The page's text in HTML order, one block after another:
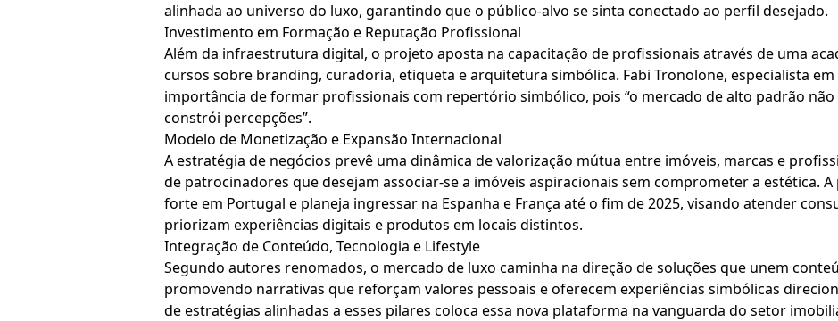
alinhada ao universo do luxo, garantindo que o público-alvo se sinta conectado ao perfil desejado.
Investimento em Formação e Reputação Profissional
Além da infraestrutura digital, o projeto aposta na capacitação de profissionais através de uma
cursos sobre branding, curadoria, etiqueta e arquitetura simbólica. Fabi Tronolone, especialista
importância de formar profissionais com repertório simbólico, pois “o mercado de alto padrão não
constrói percepções”.
Modelo de Monetização e Expansão Internacional
A estratégia de negócios prevê uma dinâmica de valorização mútua entre imóveis, marcas e
de patrocinadores que desejam associar-se a imóveis aspiracionais sem comprometer a estética.
forte em Portugal e planeja ingressar na Espanha e França até o fim de 2025, visando atender
priorizam experiências digitais e produtos em locais distintos.
Integração de Conteúdo, Tecnologia e Lifestyle
Segundo autores renomados, o mercado de luxo caminha na direção de soluções que unem
promovendo narrativas que reforçam valores pessoais e oferecem experiências simbólicas
de estratégias alinhadas a esses pilares coloca essa nova plataforma na vanguarda do setor